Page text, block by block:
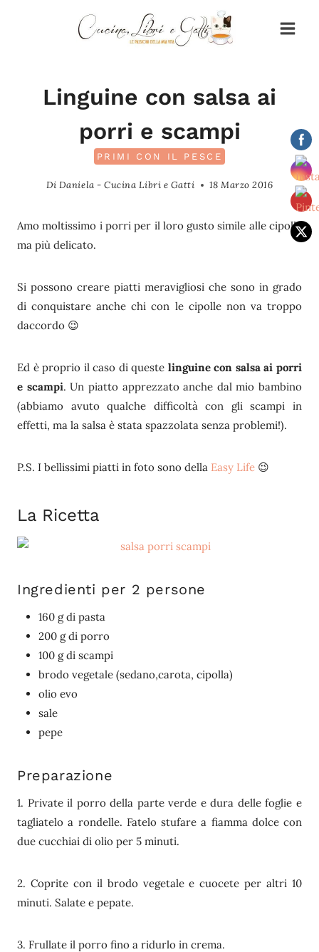
Linguine con salsa ai
porri e scampi
PRIMI CON IL PESCE
Di Daniela - Cucina Libri e Gatti 18 Marzo 2016
Amo moltissimo i porri per il loro gusto simile alle cipolle
ma più delicato.
Si possono creare piatti meravigliosi che sono in grado
di conquistare anche chi con le cipolle non va troppo
daccordo 😉
Ed è proprio il caso di queste linguine con salsa ai porri
e scampi. Un piatto apprezzato anche dal mio bambino
(abbiamo avuto qualche difficoltà con gli scampi in
effetti, ma la salsa è stata spazzolata senza problemi!).
P.S. I bellissimi piatti in foto sono della Easy Life 😉
La Ricetta
Ingredienti per 2 persone
160 g di pasta
200 g di porro
100 g di scampi
brodo vegetale (sedano,carota, cipolla)
olio evo
sale
pepe
Preparazione
1. Private il porro della parte verde e dura delle foglie e
tagliatelo a rondelle. Fatelo stufare a fiamma dolce con
due cucchiai di olio per 5 minuti.
2. Coprite con il brodo vegetale e cuocete per altri 10
minuti. Salate e pepate.
3. Frullate il porro fino a ridurlo in crema.